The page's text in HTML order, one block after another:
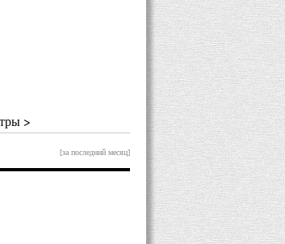
>
[за последний месяц]